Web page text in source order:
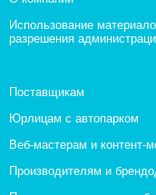
Использование
разрешения
Поставщикам
Юрлицам с автопарком
Веб-мастерам и контент-
Производителям и